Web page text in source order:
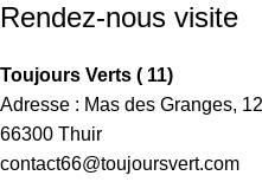
Rendez-nous visite
Toujours Verts ( 11)
Adresse : Mas des Granges,
66300 Thuir
contact66@toujoursvert.com